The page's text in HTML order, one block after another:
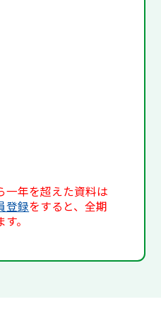
一年を超えた資料は
登録をすると、全期
。